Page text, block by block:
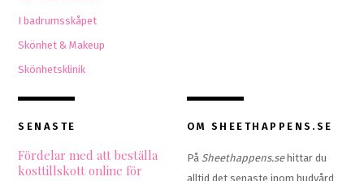
I badrumsskåpet
Skönhet & Makeup
Skönhetsklinik
SENASTE
Fördelar med att beställa
kosttillskott online för
OM SHEETHAPPENS.SE
På Sheethappens.sehittar du
alltid det senaste inom hudvård